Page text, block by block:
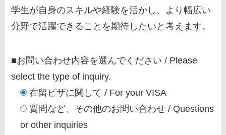
学生が自身のスキルや経験を活かし、より幅広い
分野で活躍できることを期待したいと考えます。
■お問い合わせ内容を選んでください / Please
select the type of inquiry.
在留ビザに関して / For your VISA
質問など、その他のお問い合わせ / Questions
or other inquiries